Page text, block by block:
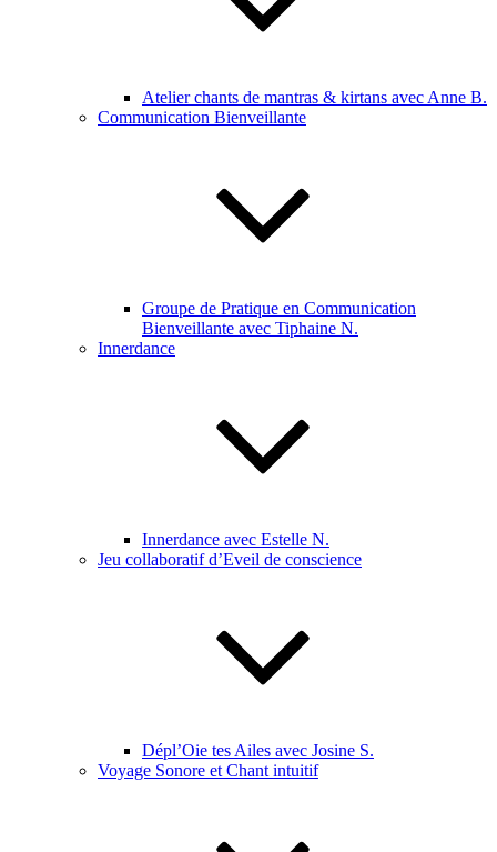
Atelier chants de mantras & kirtans avec Anne B.
Communication Bienveillante
Groupe de Pratique en Communication
Bienveillante avec Tiphaine N.
Innerdance
Innerdance avec Estelle N.
Jeu collaboratif d’Eveil de conscience
Dépl’Oie tes Ailes avec Josine S.
Voyage Sonore et Chant intuitif